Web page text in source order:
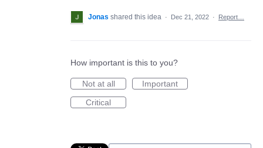
Jonas shared this idea · Dec 21, 2022 · Report…
How important is this to you?
Not at all
Important
Critical